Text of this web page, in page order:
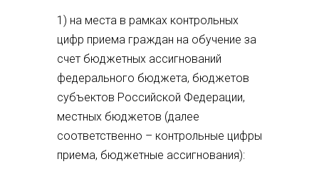
1) на места в рамках контрольных
цифр приема граждан на обучение за
счет бюджетных ассигнований
федерального бюджета, бюджетов
субъектов Российской Федерации,
местных бюджетов (далее
соответственно – контрольные цифры
приема, бюджетные ассигнования):